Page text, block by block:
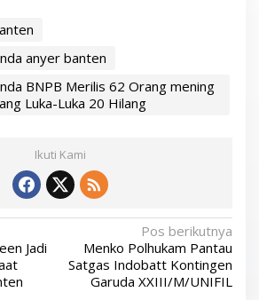
anyer banten
BNPB Merilis 62 Orang mening
Luka-Luka 20 Hilang
Ikuti Kami
Jadi
Pos berikutnya
Menko Polhukam Pantau
Satgas Indobatt Kontingen
Garuda XXIII/M/UNIFIL